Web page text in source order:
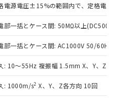
電源電圧±15%の範囲内で、定格電
部一括とケース間: 50MΩ以上(DC500V
部一括とケース間: AC1000V 50/60Hz
: 10～55Hz 複振幅 1.5mm X、Y、Z各
: 1000m/s2 X、Y、Z各方向 10回
外となる商品もある
さい。
準価格照会結果は、
日時点での社内デー
れるものであり、閲
実際の在庫および標
場合があることをご
よび標準価格はお客
判明した場合などや
あります。
(Hg) 1000ppm以下、 カド
以下、ポリ臭化ビフェニル
臭化ジフェニルエーテル類
ル酸ビス(2-エチルヘキシ
以下、フタル酸ブチ
とを示します。
社販売部門へお問
、 PBBs(ポリ臭化ビフェ
ポリ臭化ジフェニルエーテ
社製品のうち、外国
易法に定める商品
等」という）を輸出
供する場合は、日本
(または役務取引許
どの必要な手続きを
破棄する場合は、完
在庫あり